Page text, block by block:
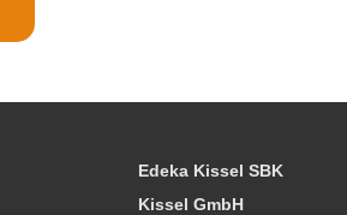
Edeka Kissel SBK
Kissel GmbH